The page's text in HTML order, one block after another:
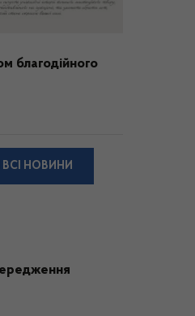
благодійного
ВСІ НОВИНИ